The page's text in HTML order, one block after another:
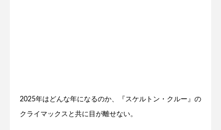
2025年はどんな年になるのか、『スケルトン・クルー』の
クライマックスと共に目が離せない。